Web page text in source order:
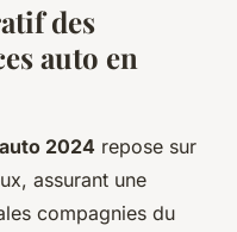
des
auto en
2024 repose sur
assurant une
compagnies du